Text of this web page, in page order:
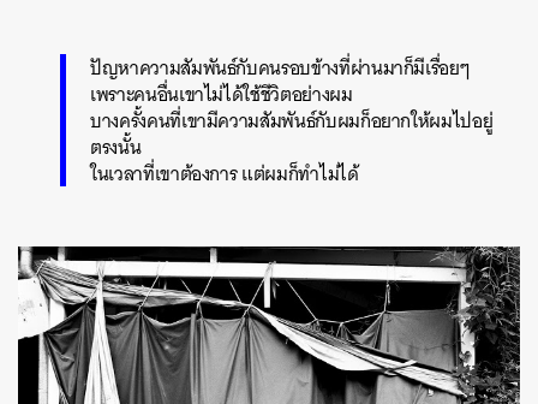
ปัญหาความสัมพันธ์กับคนรอบข้างที่ผ่านมาก็มีเรื่อยๆ
เพราะคนอื่นเขาไม่ได้ใช้ชีวิตอย่างผม
บางครั้งคนที่เขามีความสัมพันธ์กับผมก็อยากให้ผมไปอยู่
ตรงนั้น
ในเวลาที่เขาต้องการ แต่ผมก็ทำไม่ได้